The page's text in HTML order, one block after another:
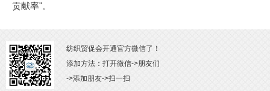
贡献率"。
纺织贸促会开通官方微信了！
添加方法：打开微信->朋友们
->添加朋友->扫一扫